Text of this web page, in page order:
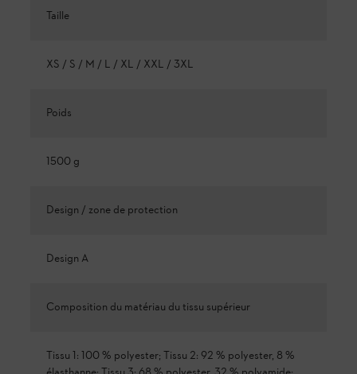
Taille
XS / S / M / L / XL / XXL / 3XL
Poids
1500 g
Design / zone de protection
Design A
Composition du matériau du tissu supérieur
Tissu 1: 100 % polyester; Tissu 2: 92 % polyester, 8 %